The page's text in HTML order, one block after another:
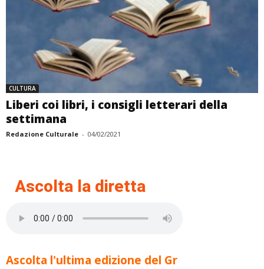
CULTURA
Liberi coi libri, i consigli letterari della
settimana
Redazione Culturale - 04/02/2021
Ascolta la diretta
Ascolta l'ultima edizione del Gr